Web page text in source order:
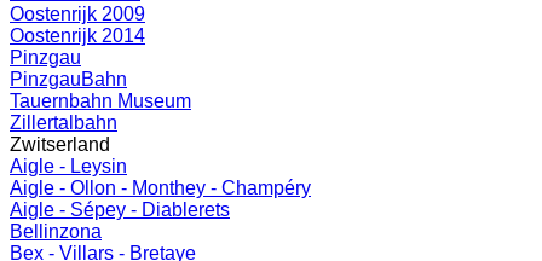
Oostenrijk 2009
Oostenrijk 2014
Pinzgau
PinzgauBahn
Tauernbahn Museum
Zillertalbahn
Zwitserland
Aigle - Leysin
Aigle - Ollon - Monthey - Champéry
Aigle - Sépey - Diablerets
Bellinzona
Bex - Villars - Bretaye